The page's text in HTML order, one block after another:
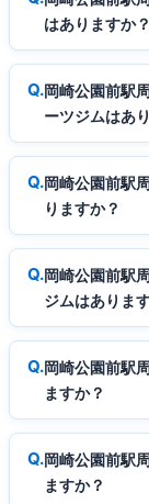
はありますか？
岡崎公園前駅
ーツジムはあ
岡崎公園前駅
りますか？
岡崎公園前駅
ジムはありま
岡崎公園前駅
ますか？
岡崎公園前駅
ますか？